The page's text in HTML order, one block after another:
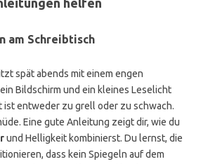
helfen
am Schreibtisch
spät abends mit einem engen
Bildschirm und ein kleines Leselicht
ist entweder zu grell oder zu schwach.
Eine gute Anleitung zeigt dir, wie du
und Helligkeit kombinierst. Du lernst, die
dass kein Spiegeln auf dem